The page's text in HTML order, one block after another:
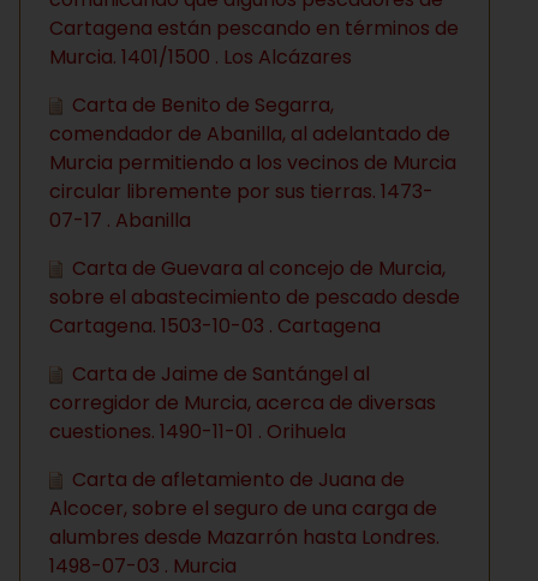
Cartagena están pescando en términos de
Murcia. 1401/1500 . Los Alcázares
Carta de Benito de Segarra,
comendador de Abanilla, al adelantado de
Murcia permitiendo a los vecinos de Murcia
circular libremente por sus tierras. 1473-
07-17 . Abanilla
Carta de Guevara al concejo de Murcia,
sobre el abastecimiento de pescado desde
Cartagena. 1503-10-03 . Cartagena
Carta de Jaime de Santángel al
corregidor de Murcia, acerca de diversas
cuestiones. 1490-11-01 . Orihuela
Carta de afletamiento de Juana de
Alcocer, sobre el seguro de una carga de
alumbres desde Mazarrón hasta Londres.
1498-07-03 . Murcia